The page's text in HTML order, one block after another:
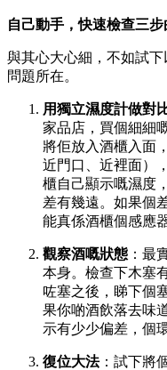
自己動手，快速檢查三步
與其心大心細，不如試
問題所在。
用獨立濕度計做對
家品店，買個細細
將佢放入酒櫃入面
近門口、近裡面）
櫃自己顯示嘅濕度
差有幾遠。如果個
能真係酒櫃個感應
觀察酒嘅狀態 ：最
本身。檢查下木塞
咗塞之後，睇下個
果你啲酒飲落去味
示有少少偏差，個
復位大法：試下將